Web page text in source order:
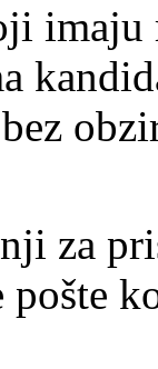
imaju
za